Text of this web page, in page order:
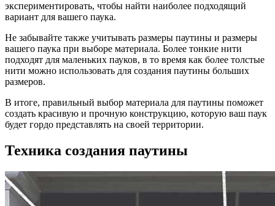
экспериментировать, чтобы найти наиболее подходящий
вариант для вашего паука.
Не забывайте также учитывать размеры паутины и размеры
вашего паука при выборе материала. Более тонкие нити
подходят для маленьких пауков, в то время как более толстые
нити можно использовать для создания паутины больших
размеров.
В итоге, правильный выбор материала для паутины поможет
создать красивую и прочную конструкцию, которую ваш паук
будет гордо представлять на своей территории.
Техника создания паутины